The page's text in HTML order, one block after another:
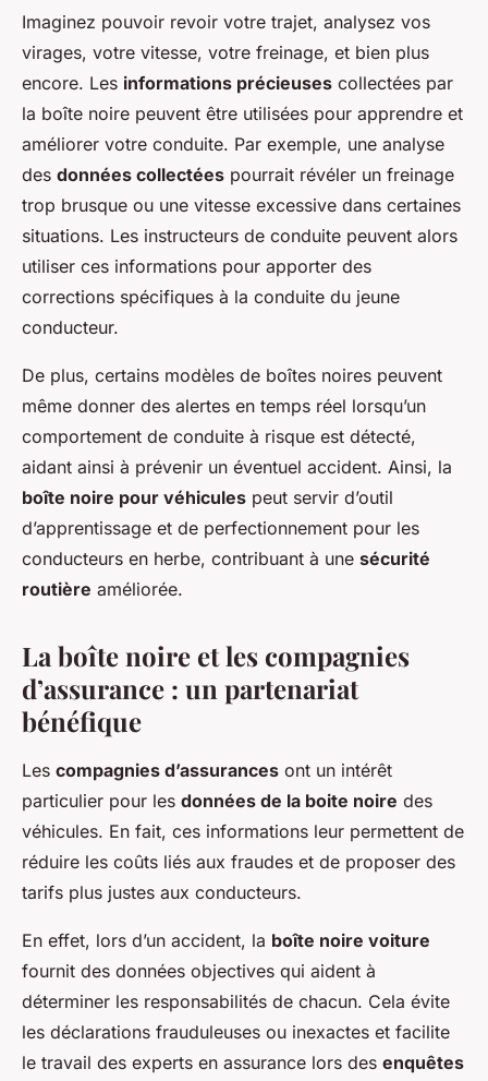
Imaginez pouvoir revoir votre trajet, analysez vos
virages, votre vitesse, votre freinage, et bien plus
encore. Les informations précieuses collectées par
la boîte noire peuvent être utilisées pour apprendre et
améliorer votre conduite. Par exemple, une analyse
des données collectées pourrait révéler un freinage
trop brusque ou une vitesse excessive dans certaines
situations. Les instructeurs de conduite peuvent alors
utiliser ces informations pour apporter des
corrections spécifiques à la conduite du jeune
conducteur.
De plus, certains modèles de boîtes noires peuvent
même donner des alertes en temps réel lorsqu’un
comportement de conduite à risque est détecté,
aidant ainsi à prévenir un éventuel accident. Ainsi, la
boîte noire pour véhicules peut servir d’outil
d’apprentissage et de perfectionnement pour les
conducteurs en herbe, contribuant à une sécurité
routière améliorée.
La boîte noire et les compagnies
d’assurance : un partenariat
bénéfique
Les compagnies d’assurances ont un intérêt
particulier pour les données de la boite noire des
véhicules. En fait, ces informations leur permettent de
réduire les coûts liés aux fraudes et de proposer des
tarifs plus justes aux conducteurs.
En effet, lors d’un accident, la boîte noire voiture
fournit des données objectives qui aident à
déterminer les responsabilités de chacun. Cela évite
les déclarations frauduleuses ou inexactes et facilite
le travail des experts en assurance lors des enquêtes